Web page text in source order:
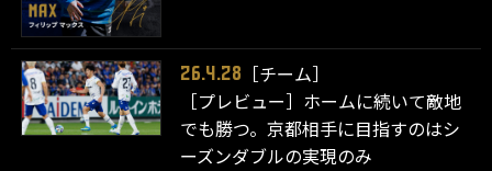
26.4.28
［チーム］
［プレビュー］ホームに続いて敵地
でも勝つ。京都相手に目指すのはシ
ーズンダブルの実現のみ